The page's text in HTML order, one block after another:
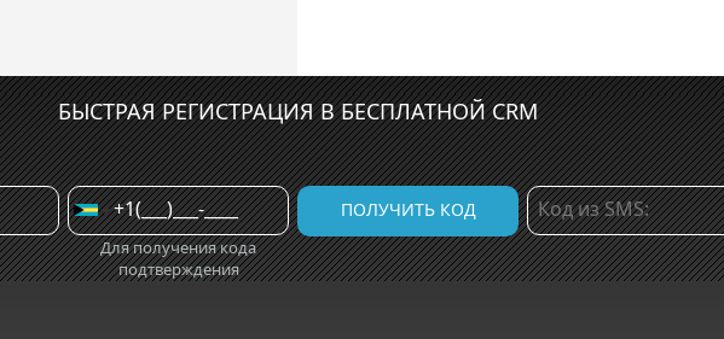
БЫСТРАЯ РЕГИСТРАЦИЯ В БЕСПЛАТНОЙ CRM
Для получения кода
подтверждения